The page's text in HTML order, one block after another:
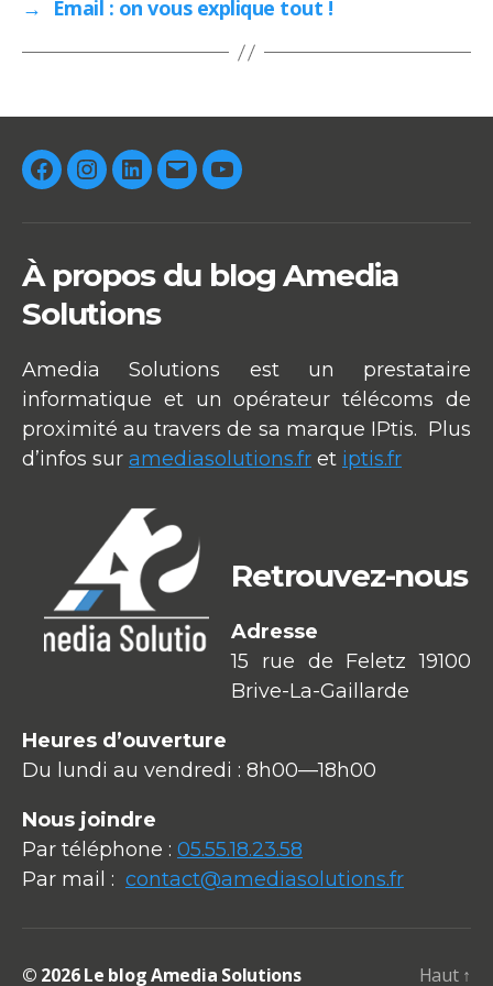
→
Email : on vous explique tout !
FacebookInstagram
Linkedin
E-
Youtube
À propos du blog Amedia
Solutions
Amedia Solutions est un prestataire
informatique et un opérateur télécoms de
proximité au travers de sa marque IPtis. Plus
d’infos sur amediasolutions.fr et iptis.fr
Retrouvez-nous
Adresse
15 rue de Feletz 19100
Brive-La-Gaillarde
Heures d’ouverture
Du lundi au vendredi : 8h00—18h00
Nous joindre
Par téléphone : 05.55.18.23.58
Par mail : contact@amediasolutions.fr
© 2026Le blog Amedia Solutions Haut ↑